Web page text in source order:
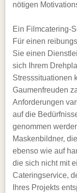
nötigen
Ein Filmcatering-
Für einen
Sie einen
sich Ihrem
Stresssituationen
Gaumenfreuden
Anforderungen
auf die
genommen
Maskenbildner,
ebenso wie auf
die sich nicht mit
Cateringservice,
Ihres Projekts